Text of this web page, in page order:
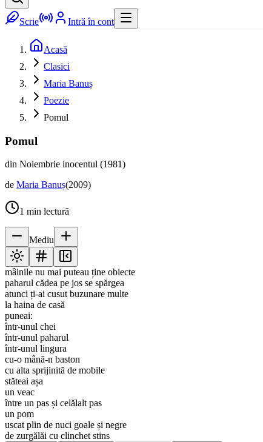
Scrie Intră în cont
Acasă
Clasici
Maria Banuș
Poezie
Pomul
Pomul
din Noiembrie inocentul (1981)
de Maria Banuș(2009)
1 min lectură
Mediu
mâinile nu mai puteau ține obiecte
paharul cădea pe jos se spărgea
atunci ți-ai cusut buzunare multe
la haina de casă
puneai:
într-unul chei
într-unul paharul
într-unul lingura
cu-o mână-n baston
cu alta sprijinită de mobile
stăteai așa
un veac
între un pas și celălalt pas
un pom
uscat plin de nuci goale și negre
de zurgălăi cu clinchet stins